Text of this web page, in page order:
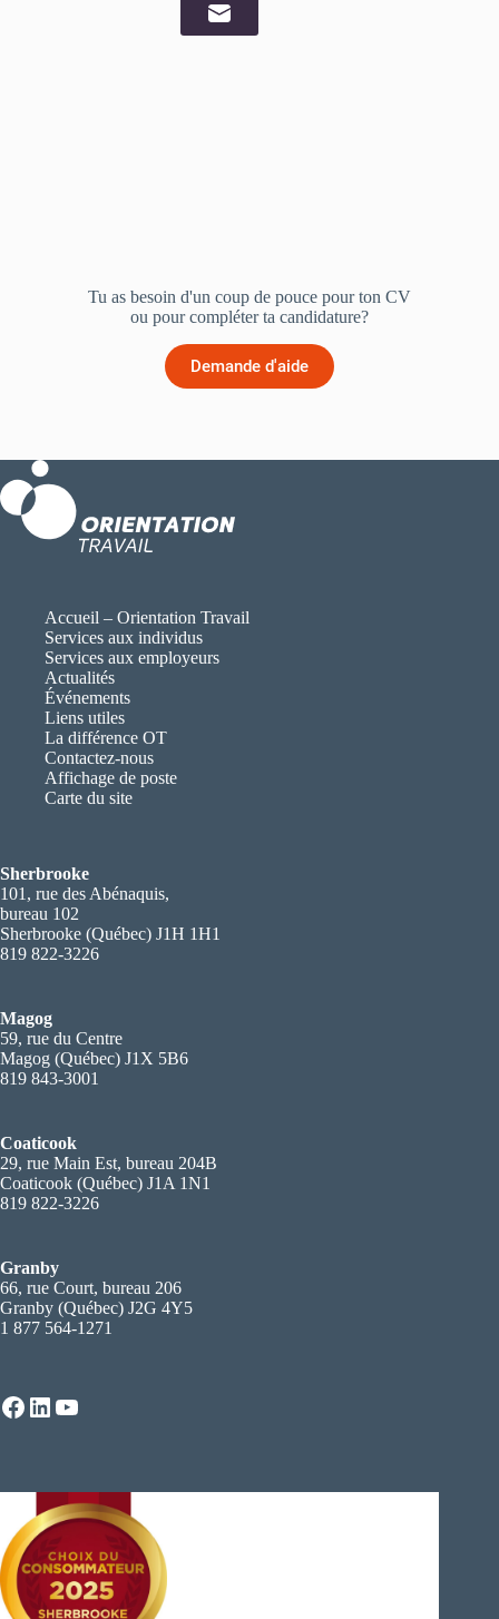
Tu as besoin d'un coup de pouce pour ton CV
ou pour compléter ta candidature?
Demande d'aide
Accueil – Orientation Travail
Services aux individus
Services aux employeurs
Actualités
Événements
Liens utiles
La différence OT
Contactez-nous
Affichage de poste
Carte du site
Sherbrooke
101, rue des Abénaquis,
bureau 102
Sherbrooke (Québec) J1H 1H1
819 822-3226
Magog
59, rue du Centre
Magog (Québec) J1X 5B6
819 843-3001
Coaticook
29, rue Main Est, bureau 204B
Coaticook (Québec) J1A 1N1
819 822-3226
Granby
66, rue Court, bureau 206
Granby (Québec) J2G 4Y5
1 877 564-1271
Facebook
LinkedIn
YouTube